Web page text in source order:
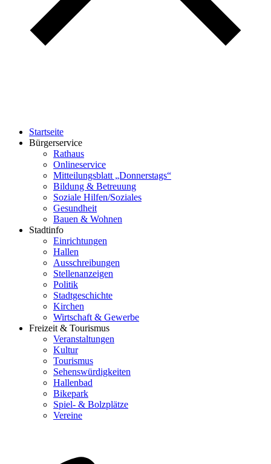
Startseite
Bürgerservice
Rathaus
Onlineservice
Mitteilungsblatt „Donnerstags“
Bildung & Betreuung
Soziale Hilfen/Soziales
Gesundheit
Bauen & Wohnen
Stadtinfo
Einrichtungen
Hallen
Ausschreibungen
Stellenanzeigen
Politik
Stadtgeschichte
Kirchen
Wirtschaft & Gewerbe
Freizeit & Tourismus
Veranstaltungen
Kultur
Tourismus
Sehenswürdigkeiten
Hallenbad
Bikepark
Spiel- & Bolzplätze
Vereine